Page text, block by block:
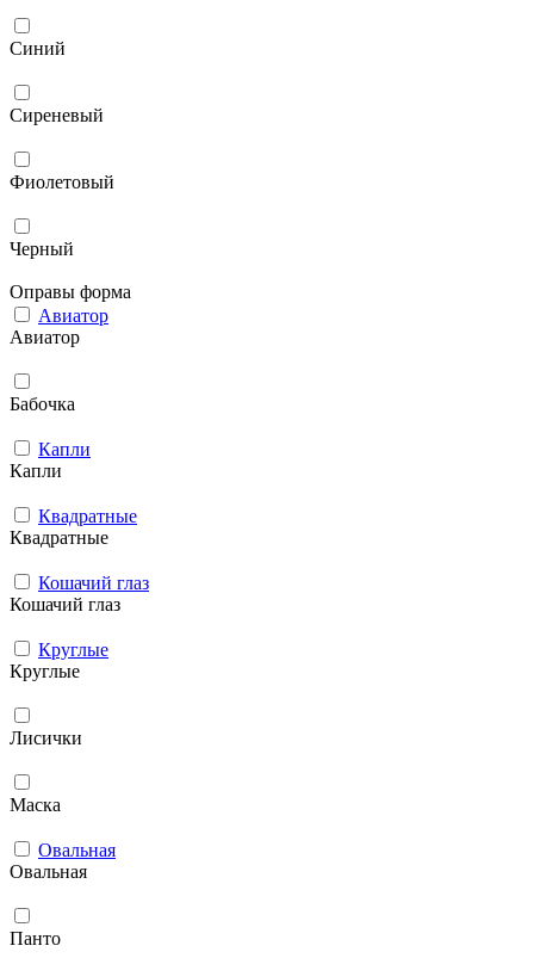
Синий
Сиреневый
Фиолетовый
Черный
Оправы форма
Авиатор
Авиатор
Бабочка
Капли
Капли
Квадратные
Квадратные
Кошачий глаз
Кошачий глаз
Круглые
Круглые
Лисички
Маска
Овальная
Овальная
Панто